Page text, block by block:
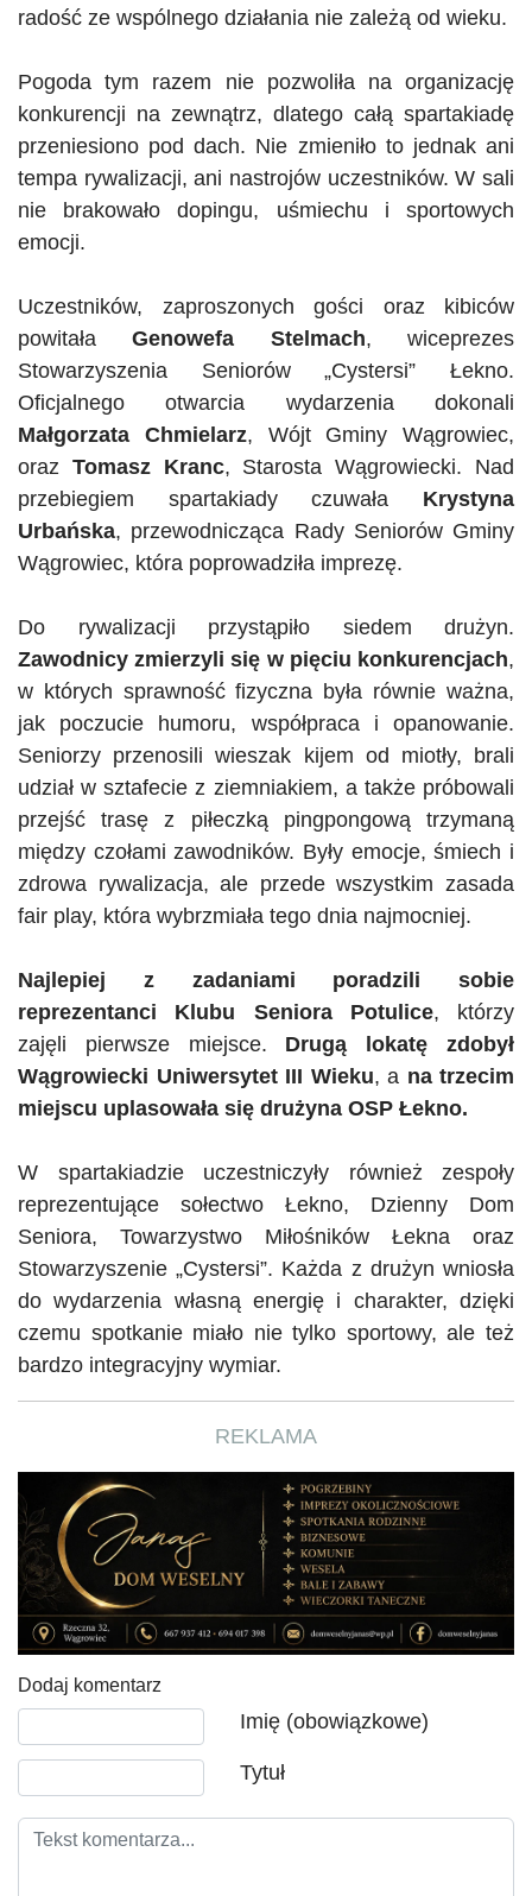
radość ze wspólnego działania nie zależą od wieku.
Pogoda tym razem nie pozwoliła na organizację
konkurencji na zewnątrz, dlatego całą spartakiadę
przeniesiono pod dach. Nie zmieniło to jednak ani
tempa rywalizacji, ani nastrojów uczestników. W sali
nie brakowało dopingu, uśmiechu i sportowych
emocji.
Uczestników, zaproszonych gości oraz kibiców
powitałaGenowefa Stelmach, wiceprezes
Stowarzyszenia Seniorów „Cystersi” Łekno.
Oficjalnego otwarcia wydarzenia dokonali
Małgorzata Chmielarz, Wójt Gminy Wągrowiec,
oraz Tomasz Kranc, Starosta Wągrowiecki. Nad
przebiegiem spartakiady czuwała Krystyna
Urbańska, przewodnicząca Rady Seniorów Gminy
Wągrowiec, która poprowadziła imprezę.
Do rywalizacji przystąpiło siedem drużyn.
Zawodnicy zmierzyli się w pięciu konkurencjach,
w których sprawność fizyczna była równie ważna,
jak poczucie humoru, współpraca i opanowanie.
Seniorzy przenosili wieszak kijem od miotły, brali
udział w sztafecie z ziemniakiem, a także próbowali
przejść trasę z piłeczką pingpongową trzymaną
między czołami zawodników. Były emocje, śmiech i
zdrowa rywalizacja, ale przede wszystkim zasada
fair play, która wybrzmiała tego dnia najmocniej.
Najlepiej z zadaniami poradzili sobie
reprezentanci Klubu Seniora Potulice, którzy
zajęli pierwsze miejsce. Drugą lokatę zdobył
Wągrowiecki Uniwersytet III Wieku, a na trzecim
miejscu uplasowała się drużyna OSP Łekno.
W spartakiadzie uczestniczyły również zespoły
reprezentujące sołectwo Łekno, Dzienny Dom
Seniora, Towarzystwo Miłośników Łekna oraz
Stowarzyszenie „Cystersi”. Każda z drużyn wniosła
do wydarzenia własną energię i charakter, dzięki
czemu spotkanie miało nie tylko sportowy, ale też
bardzo integracyjny wymiar.
REKLAMA
Dodaj komentarz
Imię (obowiązkowe)
Tytuł